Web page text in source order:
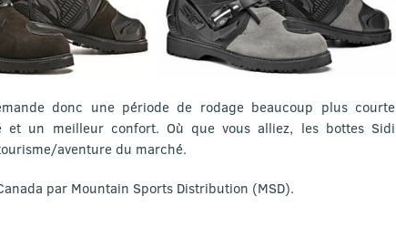
donc une période de rodage beaucoup plus courte
et un meilleur confort. Où que vous alliez, les bottes Sidi
aventure du marché.
par Mountain Sports Distribution (MSD).